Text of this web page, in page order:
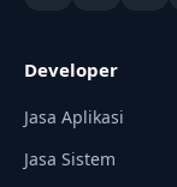
Developer
Jasa Aplikasi
Jasa Sistem